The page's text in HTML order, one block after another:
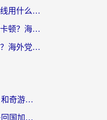
海外党必看：打穿越火线用什么加速器？解决延迟卡顿，还能玩奇妙拼图世界和第五人格
波兰怎么玩无悔华夏不卡顿？海外国服游戏加速器终极指南（附征途2萤火突击解决方案）
英国怎么玩叫我大掌柜？海外党国服游戏加速避坑指南（附实测推荐）
ChickCN VPN好用吗？和奇游手游VPN对比哪个回国效果更好？海外党亲测实用指南
海外党必看：PC VPN+回国加速器怎么选？无缝访问国内资源全攻略